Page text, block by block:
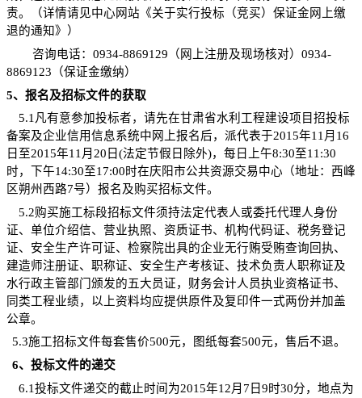
责。（详情请见中心网站《关于实行投标（竞买）保证金网上缴
退的通知》）
咨询电话： 0934-8869129 （网上注册及现场核对） 0934-
8869123 （保证金缴纳）
5、报名及招标文件的获取
5.1 凡有意参加投标者，请先在甘肃省水利工程建设项目招投标
备案及企业信用信息系统中网上报名后，派代表于2015年11 月 16
日至2015年11 月 20 日 (法定节假日除外)，每日上午8:30至11:30
时，下午14:30至17:00时在庆阳市公共资源交易中心（地址：西峰
区朔州西路7号）报名及购买招标文件。
5.2购买施工标段招标文件须持法定代表人或委托代理人身份
证、单位介绍信、营业执照、资质证书、机构代码证、税务登记
证、安全生产许可证、 检察院出具的企业无行贿受贿查询回执、
建造师注册证、职称证、安全生产考核证、技术负责人职称证及
水行政主管部门颁发的五大员证， 财务会计人员执业资格证书、
同类工程业绩， 以上资料均应提供原件及复印件一式两份并加盖
公章。
5.3施工招标文件每套售价500元，图纸每套500元，售后不退。
6、投标文件的递交
6.1投标文件递交的截止时间为2015年12月 7 日 9时30分，地点为